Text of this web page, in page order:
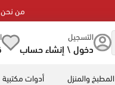
من نحن
التسجيل
دخول \ إنشاء حساب
المطبخ والمنزل أدوات مكتبية